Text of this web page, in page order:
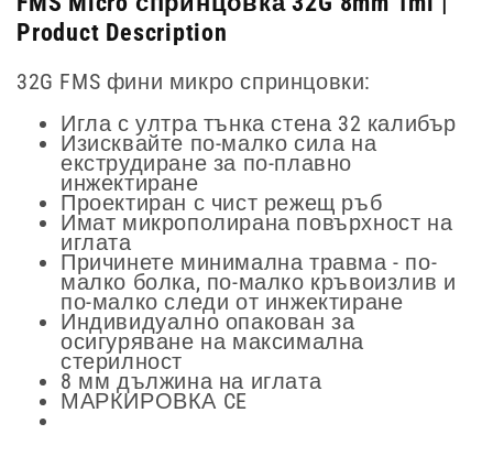
Product Description
32G FMS фини микро спринцовки:
Игла с ултра тънка стена 32 калибър
Изисквайте по-малко сила на
екструдиране за по-плавно
инжектиране
Проектиран с чист режещ ръб
Имат микрополирана повърхност на
иглата
Причинете минимална травма - по-
малко болка, по-малко кръвоизлив и
по-малко следи от инжектиране
Индивидуално опакован за
осигуряване на максимална
стерилност
8 мм дължина на иглата
МАРКИРОВКА CE